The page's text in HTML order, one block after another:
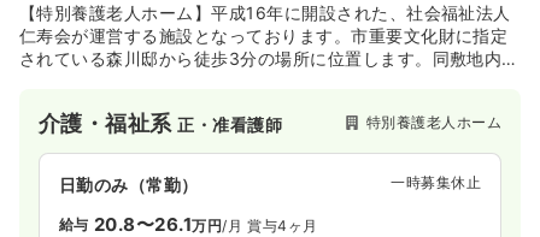
【特別養護老人ホーム】平成16年に開設された、社会福祉法人
仁寿会が運営する施設となっております。市重要文化財に指定
されている森川邸から徒歩3分の場所に位置します。同敷地内
介護・福祉系正・准看護師 特別養護老人ホーム
日勤のみ（常勤） 一時募集休止
給与 20.8〜26.1万円/月 賞与4ヶ月